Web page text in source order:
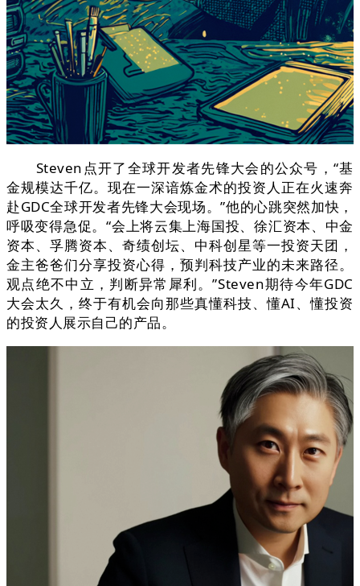
Steven点开了全球开发者先锋大会的公众号，“基
金规模达千亿。现在一深谙炼金术的投资人正在火速奔
赴GDC全球开发者先锋大会现场。”他的心跳突然加快，
呼吸变得急促。“会上将云集上海国投、徐汇资本、中金
资本、孚腾资本、奇绩创坛、中科创星等一投资天团，
金主爸爸们分享投资心得，预判科技产业的未来路径。
观点绝不中立，判断异常犀利。”Steven期待今年GDC
大会太久，终于有机会向那些真懂科技、懂AI、懂投资
的投资人展示自己的产品。